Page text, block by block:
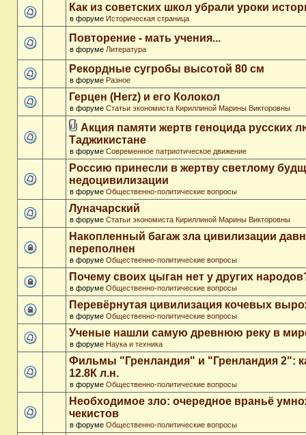
Как из советских школ убрали уроки
в форуме Историческая страница
Повторение - мать учения...
в форуме Литература
Рекордные сугробы высотой 80 см
в форуме Разное
Герцен (Herz) и его Колокол
в форуме Статьи экономиста Кириллиной Марины Викторовны
Акция памяти жертв геноцида русских
Таджикистане
в форуме Современное патриотическое движение
Россию принесли в жертву светлому
недоцивилизации
в форуме Общественно-политические вопросы
Луначарский
в форуме Статьи экономиста Кириллиной Марины Викторовны
Накопленный багаж зла цивилизации
переполнен
в форуме Общественно-политические вопросы
Почему своих цыган нет у других
в форуме Общественно-политические вопросы
Перевёрнутая цивилизация кочевых
в форуме Общественно-политические вопросы
Ученые нашли самую древнюю реку в
в форуме Наука и техника
Фильмы "Гренландия" и "Гренландия 2":
12.8К л.н.
в форуме Общественно-политические вопросы
Необходимое зло: очередное враньё
чекистов
в форуме Общественно-политические вопросы